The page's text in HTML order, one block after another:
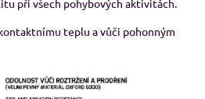
při všech pohybových aktivitách.
teplu a vůči pohonným